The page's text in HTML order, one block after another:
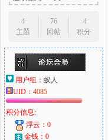
4
主题
76
回帖
-4
积分
用户组： 蚁人
UID： 4085
积分信息:
浮云：0
金钱：0